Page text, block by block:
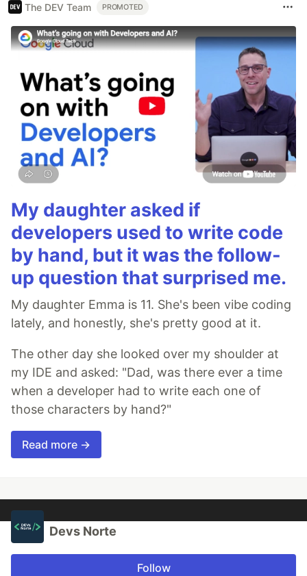
The DEV Team PROMOTED
My daughter asked if
developers used to write code
by hand, but it was the follow-
up question that surprised me.
My daughter Emma is 11. She's been vibe coding
lately, and honestly, she's pretty good at it.
The other day she looked over my shoulder at
my IDE and asked: "Dad, was there ever a time
when a developer had to write each one of
those characters by hand?"
Read more →
Devs Norte
Follow